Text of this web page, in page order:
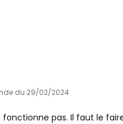
du 29/02/2024
fonctionne pas. Il faut le